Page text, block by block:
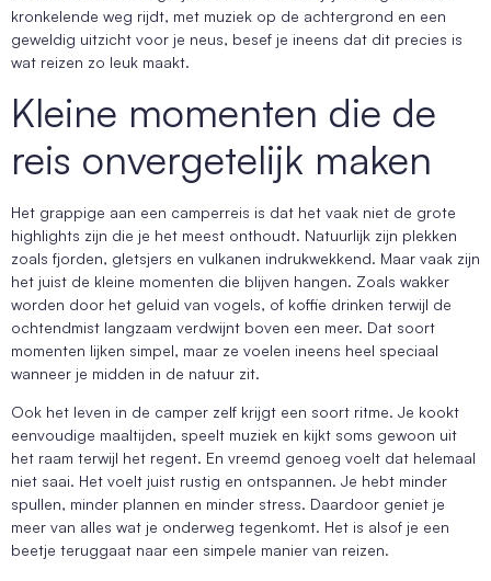
kronkelende weg rijdt, met muziek op de achtergrond en een
geweldig uitzicht voor je neus, besef je ineens dat dit precies is
wat reizen zo leuk maakt.
Kleine momenten die de
reis onvergetelijk maken
Het grappige aan een camperreis is dat het vaak niet de grote
highlights zijn die je het meest onthoudt. Natuurlijk zijn plekken
zoals fjorden, gletsjers en vulkanen indrukwekkend. Maar vaak zijn
het juist de kleine momenten die blijven hangen. Zoals wakker
worden door het geluid van vogels, of koffie drinken terwijl de
ochtendmist langzaam verdwijnt boven een meer. Dat soort
momenten lijken simpel, maar ze voelen ineens heel speciaal
wanneer je midden in de natuur zit.
Ook het leven in de camper zelf krijgt een soort ritme. Je kookt
eenvoudige maaltijden, speelt muziek en kijkt soms gewoon uit
het raam terwijl het regent. En vreemd genoeg voelt dat helemaal
niet saai. Het voelt juist rustig en ontspannen. Je hebt minder
spullen, minder plannen en minder stress. Daardoor geniet je
meer van alles wat je onderweg tegenkomt. Het is alsof je een
beetje teruggaat naar een simpele manier van reizen.